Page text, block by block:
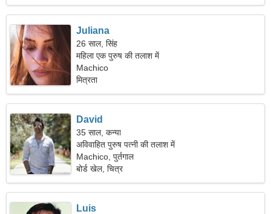
Juliana
26 साल, सिंह
महिला एक पुरुष की तलाश में
Machico
मित्रता
David
35 साल, कन्या
अविवाहित पुरुष पत्नी की तलाश में
Machico, पुर्तगाल
बोर्ड खेल, चित्र
Luis